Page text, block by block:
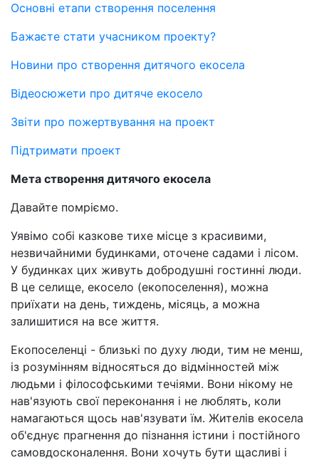
Основні етапи створення поселення
Бажаєте стати учасником проекту?
Новини про створення дитячого екосела
Відеосюжети про дитяче екосело
Звіти про пожертвування на проект
Підтримати проект
Мета створення дитячого екосела
Давайте помріємо.
Уявімо собі казкове тихе місце з красивими,
незвичайними будинками, оточене садами і лісом.
У будинках цих живуть добродушні гостинні люди.
В це селище, екосело (екопоселення), можна
приїхати на день, тиждень, місяць, а можна
залишитися на все життя.
Екопоселенці - близькі по духу люди, тим не менш,
із розумінням відносяться до відмінностей між
людьми і філософськими течіями. Вони нікому не
нав'язують свої переконання і не люблять, коли
намагаються щось нав'язувати їм. Жителів екосела
об'єднує прагнення до пізнання істини і постійного
самовдосконалення. Вони хочуть бути щасливі і